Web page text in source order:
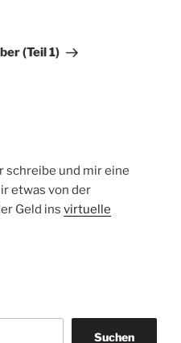
(Teil 1)
schreibe und mir eine
etwas von der
Geld ins virtuelle
Suchen